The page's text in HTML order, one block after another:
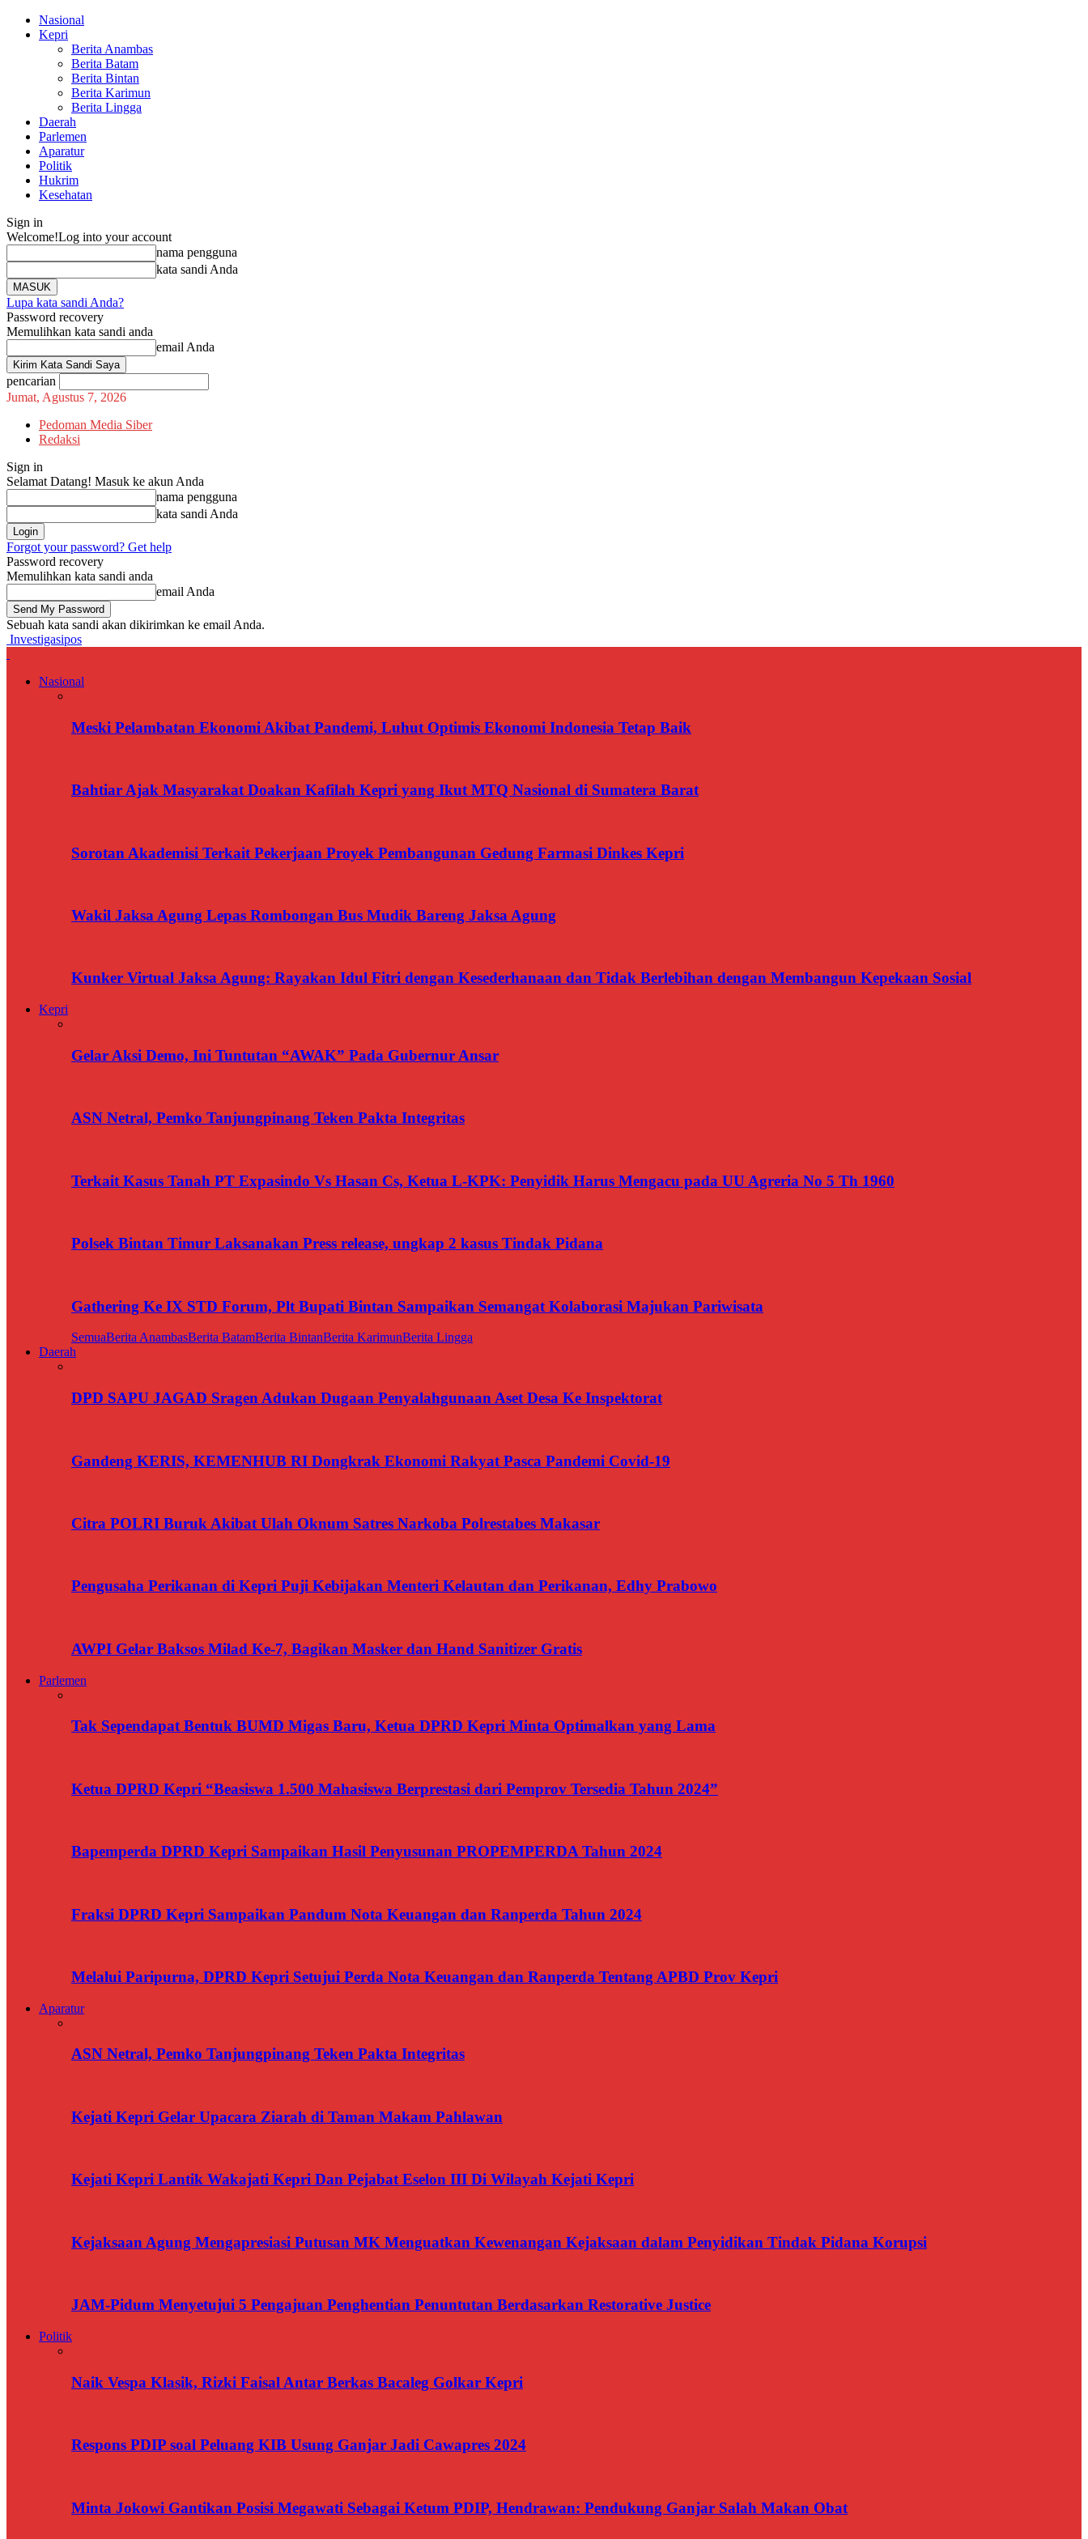
Nasional
Kepri
Berita Anambas
Berita Batam
Berita Bintan
Berita Karimun
Berita Lingga
Daerah
Parlemen
Aparatur
Politik
Hukrim
Kesehatan
Sign in
Welcome!Log into your account
nama pengguna
kata sandi Anda
Lupa kata sandi Anda?
Password recovery
Memulihkan kata sandi anda
email Anda
pencarian
Jumat, Agustus 7, 2026
Pedoman Media Siber
Redaksi
Sign in
Selamat Datang! Masuk ke akun Anda
nama pengguna
kata sandi Anda
Forgot your password? Get help
Password recovery
Memulihkan kata sandi anda
email Anda
Sebuah kata sandi akan dikirimkan ke email Anda.
Investigasipos
Nasional
Meski Pelambatan Ekonomi Akibat Pandemi, Luhut Optimis Ekonomi Indonesia Tetap Baik
Bahtiar Ajak Masyarakat Doakan Kafilah Kepri yang Ikut MTQ Nasional di Sumatera Barat
Sorotan Akademisi Terkait Pekerjaan Proyek Pembangunan Gedung Farmasi Dinkes Kepri
Wakil Jaksa Agung Lepas Rombongan Bus Mudik Bareng Jaksa Agung
Kunker Virtual Jaksa Agung: Rayakan Idul Fitri dengan Kesederhanaan dan Tidak Berlebihan dengan Membangun Kepekaan Sosial
Kepri
Gelar Aksi Demo, Ini Tuntutan “AWAK” Pada Gubernur Ansar
ASN Netral, Pemko Tanjungpinang Teken Pakta Integritas
Terkait Kasus Tanah PT Expasindo Vs Hasan Cs, Ketua L-KPK: Penyidik Harus Mengacu pada UU Agreria No 5 Th 1960
Polsek Bintan Timur Laksanakan Press release, ungkap 2 kasus Tindak Pidana
Gathering Ke IX STD Forum, Plt Bupati Bintan Sampaikan Semangat Kolaborasi Majukan Pariwisata
SemuaBerita AnambasBerita BatamBerita BintanBerita KarimunBerita Lingga
Daerah
DPD SAPU JAGAD Sragen Adukan Dugaan Penyalahgunaan Aset Desa Ke Inspektorat
Gandeng KERIS, KEMENHUB RI Dongkrak Ekonomi Rakyat Pasca Pandemi Covid-19
Citra POLRI Buruk Akibat Ulah Oknum Satres Narkoba Polrestabes Makasar
Pengusaha Perikanan di Kepri Puji Kebijakan Menteri Kelautan dan Perikanan, Edhy Prabowo
AWPI Gelar Baksos Milad Ke-7, Bagikan Masker dan Hand Sanitizer Gratis
Parlemen
Tak Sependapat Bentuk BUMD Migas Baru, Ketua DPRD Kepri Minta Optimalkan yang Lama
Ketua DPRD Kepri “Beasiswa 1.500 Mahasiswa Berprestasi dari Pemprov Tersedia Tahun 2024”
Bapemperda DPRD Kepri Sampaikan Hasil Penyusunan PROPEMPERDA Tahun 2024
Fraksi DPRD Kepri Sampaikan Pandum Nota Keuangan dan Ranperda Tahun 2024
Melalui Paripurna, DPRD Kepri Setujui Perda Nota Keuangan dan Ranperda Tentang APBD Prov Kepri
Aparatur
ASN Netral, Pemko Tanjungpinang Teken Pakta Integritas
Kejati Kepri Gelar Upacara Ziarah di Taman Makam Pahlawan
Kejati Kepri Lantik Wakajati Kepri Dan Pejabat Eselon III Di Wilayah Kejati Kepri
Kejaksaan Agung Mengapresiasi Putusan MK Menguatkan Kewenangan Kejaksaan dalam Penyidikan Tindak Pidana Korupsi
JAM-Pidum Menyetujui 5 Pengajuan Penghentian Penuntutan Berdasarkan Restorative Justice
Politik
Naik Vespa Klasik, Rizki Faisal Antar Berkas Bacaleg Golkar Kepri
Respons PDIP soal Peluang KIB Usung Ganjar Jadi Cawapres 2024
Minta Jokowi Gantikan Posisi Megawati Sebagai Ketum PDIP, Hendrawan: Pendukung Ganjar Salah Makan Obat